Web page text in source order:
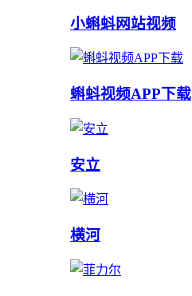
小蝌蚪网站视频
蝌蚪视频APP下载
安立
横河